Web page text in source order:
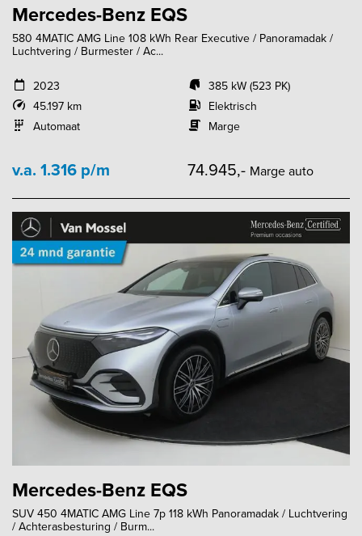
Mercedes-Benz EQS
580 4MATIC AMG Line 108 kWh Rear Executive / Panoramadak /
Luchtvering / Burmester / Ac...
2023
45.197 km
Automaat
385 kW (523 PK)
Elektrisch
Marge
v.a. 1.316 p/m 74.945,- Marge auto
Mercedes-Benz EQS
SUV 450 4MATIC AMG Line 7p 118 kWh Panoramadak / Luchtvering
/ Achterasbesturing / Burm...